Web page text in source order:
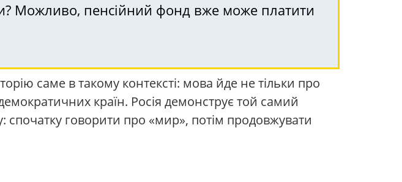
Можливо, пенсійний фонд вже може платити
саме в такому контексті: мова йде не тільки про
країн. Росія демонструє той самий
говорити про «мир», потім продовжувати